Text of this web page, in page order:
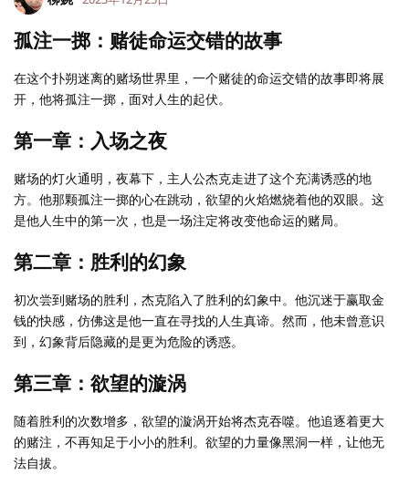
孤注一掷：赌徒命运交错的故事
在这个扑朔迷离的赌场世界里，一个赌徒的命运交错的故事即将展
开，他将孤注一掷，面对人生的起伏。
第一章：入场之夜
赌场的灯火通明，夜幕下，主人公杰克走进了这个充满诱惑的地
方。他那颗孤注一掷的心在跳动，欲望的火焰燃烧着他的双眼。这
是他人生中的第一次，也是一场注定将改变他命运的赌局。
第二章：胜利的幻象
初次尝到赌场的胜利，杰克陷入了胜利的幻象中。他沉迷于赢取金
钱的快感，仿佛这是他一直在寻找的人生真谛。然而，他未曾意识
到，幻象背后隐藏的是更为危险的诱惑。
第三章：欲望的漩涡
随着胜利的次数增多，欲望的漩涡开始将杰克吞噬。他追逐着更大
的赌注，不再知足于小小的胜利。欲望的力量像黑洞一样，让他无
法自拔。